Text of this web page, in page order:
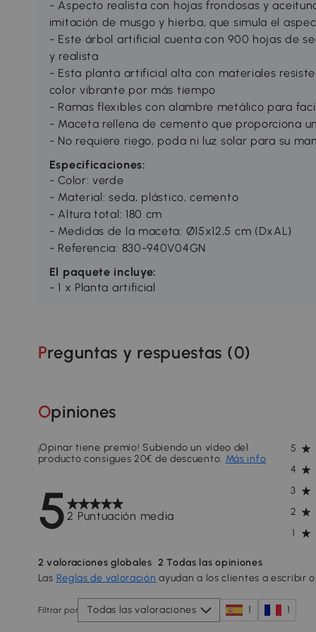
- Aspecto realista con hojas frondosas y
imitación de musgo y hierba, que simula el
- Este árbol artificial cuenta con 900 hojas de
y realista
- Esta planta artificial alta con materiales
color vibrante por más tiempo
- Ramas flexibles con alambre metálico para
- Maceta rellena de cemento que proporciona
- No requiere riego, poda ni luz solar para su
Especificaciones:
- Color: verde
- Material: seda, plástico, cemento
- Altura total: 180 cm
- Medidas de la maceta: Ø15x12,5 cm (DxAL)
- Referencia: 830-940V04GN
El paquete incluye:
- 1 x Planta artificial
Preguntas y respuestas (0)
Opiniones
52 Puntuación media
¡Opinar tiene premio! Subiendo un vídeo del
producto consigues 20€ de descuento. Más info
1
2
3
4
5
2 valoraciones globales 2 Todas las opiniones
Las Reglas de valoración ayudan a los clientes a escribir
Filtrar por Todas las valoraciones 1 1